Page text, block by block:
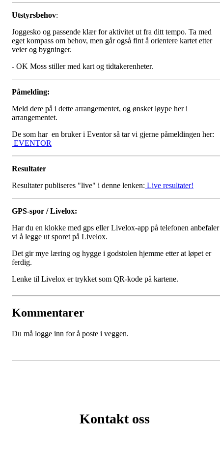
Utstyrsbehov:
Joggesko og passende klær for aktivitet ut fra ditt tempo. Ta med
eget kompass om behov, men går også fint å orientere kartet etter
veier og bygninger.
- OK Moss stiller med kart og tidtakerenheter.
Påmelding:
Meld dere på i dette arrangementet, og ønsket løype her i
arrangementet.
De som har en bruker i Eventor så tar vi gjerne påmeldingen her:
EVENTOR
Resultater
Resultater publiseres "live" i denne lenken: Live resultater!
GPS-spor / Livelox:
Har du en klokke med gps eller Livelox-app på telefonen anbefaler
vi å legge ut sporet på Livelox.
Det gir mye læring og hygge i godstolen hjemme etter at løpet er
ferdig.
Lenke til Livelox er trykket som QR-kode på kartene.
Kommentarer
Du må logge inn for å poste i veggen.
Kontakt oss